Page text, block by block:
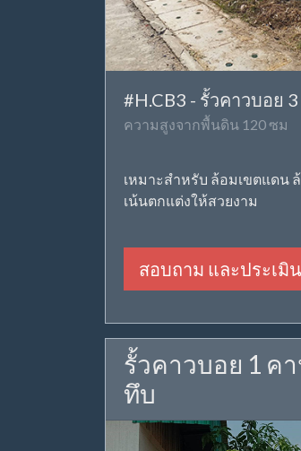
#H.CB3 - รั้วคาวบอย
ความสูงจากพื้นดิน 120 ซม
เหมาะสำหรับ ล้อมเขตแดน
เน้นตกแต่งให้สวยงาม
สอบถาม และประเมิ
รั้วคาวบอย 1 ค
ทึบ